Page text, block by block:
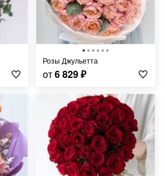
Розы Джульетта
от6 829₽